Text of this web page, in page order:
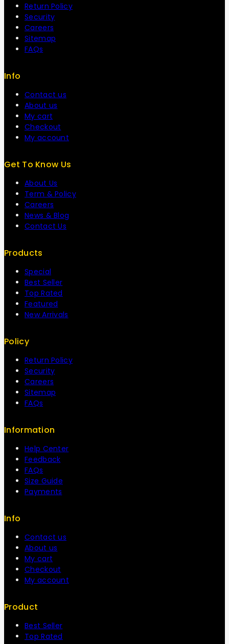
Return Policy
Security
Careers
Sitemap
FAQs
Info
Contact us
About us
My cart
Checkout
My account
Get To Know Us
About Us
Term & Policy
Careers
News & Blog
Contact Us
Products
Special
Best Seller
Top Rated
Featured
New Arrivals
Policy
Return Policy
Security
Careers
Sitemap
FAQs
Information
Help Center
Feedback
FAQs
Size Guide
Payments
Info
Contact us
About us
My cart
Checkout
My account
Product
Best Seller
Top Rated